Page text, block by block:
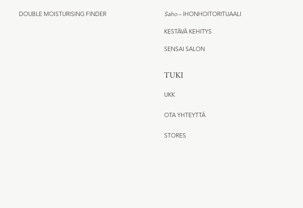
DOUBLE MOISTURISING FINDER Saho– IHONHOITORITUAALI
KESTÄVÄ KEHITYS
SENSAI SALON
TUKI
UKK
OTA YHTEYTTÄ
STORES